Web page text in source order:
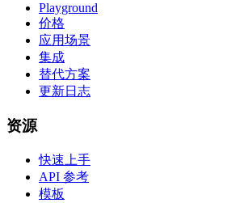
Playground
价格
应用场景
集成
替代方案
更新日志
资源
快速上手
API 参考
模板